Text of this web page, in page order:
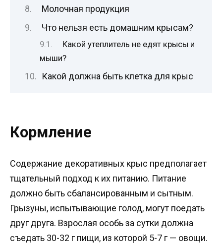
Молочная продукция
Что нельзя есть домашним крысам?
Какой утеплитель не едят крысы и
мыши?
Какой должна быть клетка для крыс
Кормление
Содержание декоративных крыс предполагает
тщательный подход к их питанию. Питание
должно быть сбалансированным и сытным.
Грызуны, испытывающие голод, могут поедать
друг друга. Взрослая особь за сутки должна
съедать 30-32 г пищи, из которой 5-7 г — овощи.